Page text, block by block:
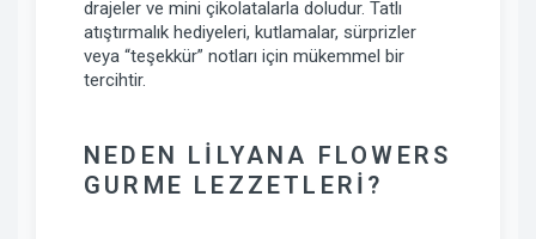
drajeler ve mini çikolatalarla doludur. Tatlı
atıştırmalık hediyeleri, kutlamalar, sürprizler
veya “teşekkür” notları için mükemmel bir
tercihtir.
NEDEN LILYANA FLOWERS
GURME LEZZETLERI?